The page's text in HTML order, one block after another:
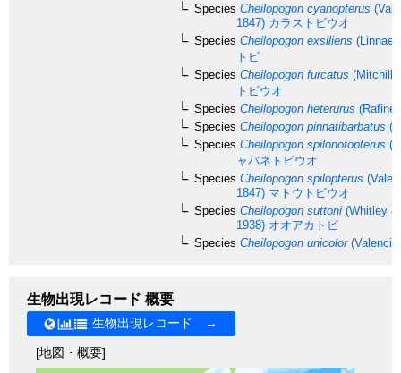
Species Cheilopogon cyanopterus
1847) カラストビウオ
Species Cheilopogon exsiliens
トビ
Species Cheilopogon furcatus (Mitchill,
トビウオ
Species Cheilopogon heterurus
Species Cheilopogon pinnatibarbatus
Species Cheilopogon spilonotopterus
ャバネトビウオ
Species Cheilopogon spilopterus
1847) マトウトビウオ
Species Cheilopogon suttoni (Whitley
1938) オオアカトビ
Species Cheilopogon unicolor
生物出現レコード 概要
生物出現レコード →
[地図・概要]